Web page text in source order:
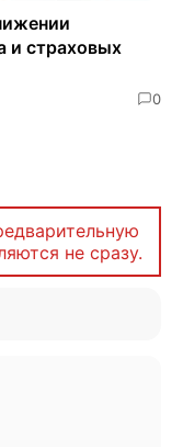
и страховых
0
не сразу.